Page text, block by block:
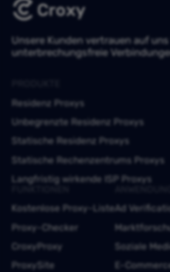
Unsere Kunden vertrauen auf
unterbrechungsfreie
Residenz Proxys
Unbegrenzte Residenz Proxys
Statische Residenz Proxys
Statische Rechenzentrums Proxys
Langfristig wirkende ISP Proxys
Kostenlose Proxy-Liste
Proxy-Checker
CroxyProxy
ProxySite
Ad
Soziale
E-